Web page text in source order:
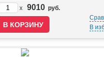
x 9010 руб.
В